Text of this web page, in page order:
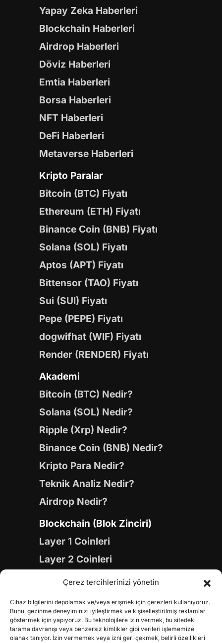
Çerez tercihlerinizi yönetin
Cihaz bilgilerini depolamak ve/veya erişmek için çerezleri kullanıyoruz.
Bunu, gezinme deneyiminizi iyileştirmek ve kişiselleştirilmiş reklamlar
göstermek için yapıyoruz. Bu teknolojilere izin vermek, bu sitedeki
tarama davranışı veya benzersiz kimlikler gibi verileri işlememize
olanak tanıyor. İzin vermemek veya izni geri çekmek, belirli özellikleri
Yapay Zeka Haberleri
Blockchain Haberleri
Airdrop Haberleri
Döviz Haberleri
Emtia Haberleri
Borsa Haberleri
NFT Haberleri
DeFi Haberleri
Metaverse Haberleri
Kripto Paralar
Bitcoin (BTC) Fiyatı
Ethereum (ETH) Fiyatı
Binance Coin (BNB) Fiyatı
Solana (SOL) Fiyatı
Aptos (APT) Fiyatı
Bittensor (TAO) Fiyatı
Sui (SUI) Fiyatı
Pepe (PEPE) Fiyatı
dogwifhat (WIF) Fiyatı
Render (RENDER) Fiyatı
Akademi
Bitcoin (BTC) Nedir?
Solana (SOL) Nedir?
Ripple (Xrp) Nedir?
Binance Coin (BNB) Nedir?
Kripto Para Nedir?
Teknik Analiz Nedir?
Airdrop Nedir?
Blockchain (Blok Zinciri)
Layer 1 Coinleri
Layer 2 Coinleri
Yapay Zeka (AI) Coinleri
Gaming Coinleri
RWA Coinleri